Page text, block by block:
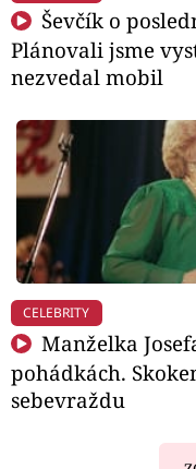
Ševčík o
Plánovali jsme
nezvedal mobil
CELEBRITY
Manželka
pohádkách.
sebevraždu